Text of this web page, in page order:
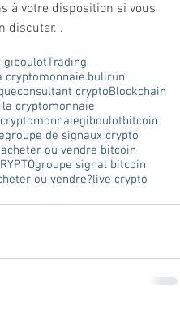
à votre disposition si vous
discuter. .
giboulotTrading
cryptomonnaie.bullrun
consultant cryptoBlockchain
la cryptomonnaie
giboulotbitcoin
groupe de signaux crypto
acheter ou vendre bitcoin
groupe signal bitcoin
ou vendre?live crypto